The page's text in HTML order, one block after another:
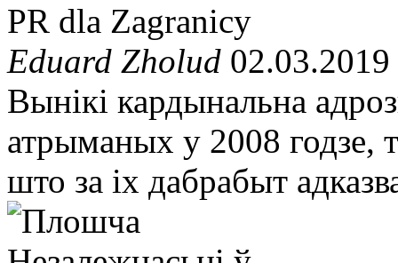
PR dla Zagranicy
Eduard Zholud
Вынікі кардынальна
атрыманых у 2008 годзе,
што за іх дабрабыт